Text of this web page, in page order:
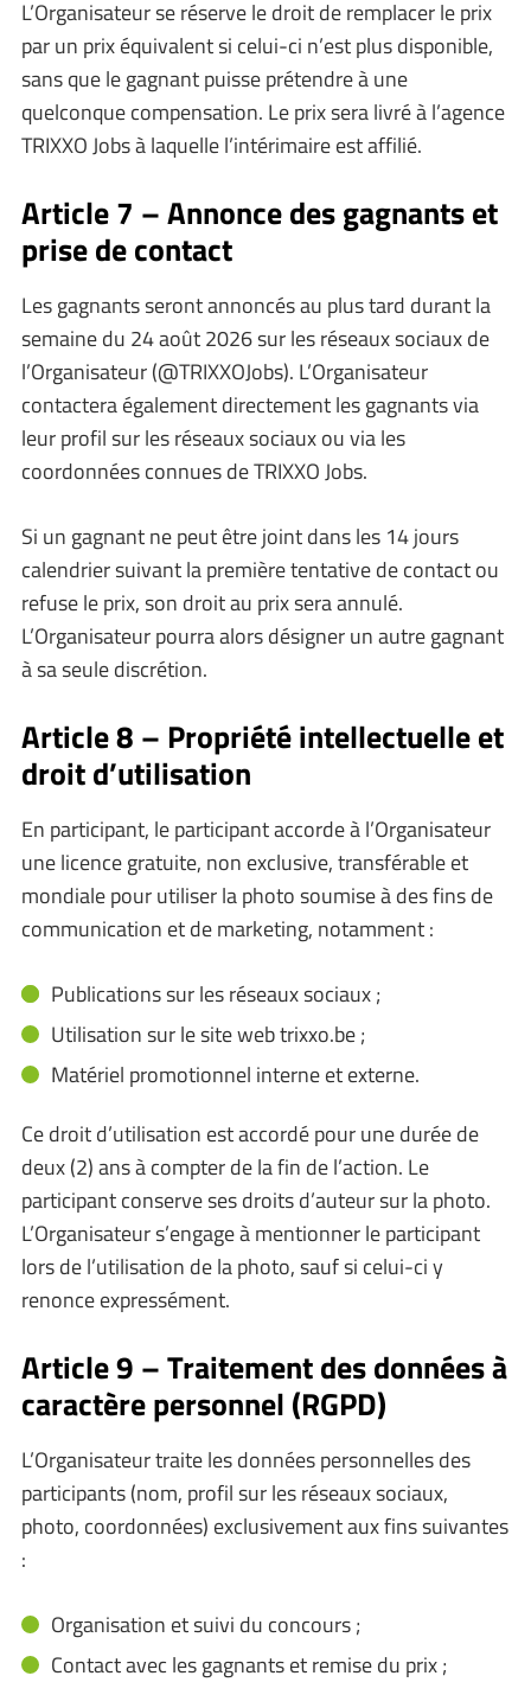
L’Organisateur se réserve le droit de remplacer le prix
par un prix équivalent si celui-ci n’est plus disponible,
sans que le gagnant puisse prétendre à une
quelconque compensation. Le prix sera livré à l’agence
TRIXXO Jobs à laquelle l’intérimaire est affilié.
Article 7 – Annonce des gagnants et
prise de contact
Les gagnants seront annoncés au plus tard durant la
semaine du 24 août 2026 sur les réseaux sociaux de
l’Organisateur (@TRIXXOJobs). L’Organisateur
contactera également directement les gagnants via
leur profil sur les réseaux sociaux ou via les
coordonnées connues de TRIXXO Jobs.
Si un gagnant ne peut être joint dans les 14 jours
calendrier suivant la première tentative de contact ou
refuse le prix, son droit au prix sera annulé.
L’Organisateur pourra alors désigner un autre gagnant
à sa seule discrétion.
Article 8 – Propriété intellectuelle et
droit d’utilisation
En participant, le participant accorde à l’Organisateur
une licence gratuite, non exclusive, transférable et
mondiale pour utiliser la photo soumise à des fins de
communication et de marketing, notamment :
Publications sur les réseaux sociaux ;
Utilisation sur le site web trixxo.be ;
Matériel promotionnel interne et externe.
Ce droit d’utilisation est accordé pour une durée de
deux (2) ans à compter de la fin de l’action. Le
participant conserve ses droits d’auteur sur la photo.
L’Organisateur s’engage à mentionner le participant
lors de l’utilisation de la photo, sauf si celui-ci y
renonce expressément.
Article 9 – Traitement des données à
caractère personnel (RGPD)
L’Organisateur traite les données personnelles des
participants (nom, profil sur les réseaux sociaux,
photo, coordonnées) exclusivement aux fins suivantes
:
Organisation et suivi du concours ;
Contact avec les gagnants et remise du prix ;